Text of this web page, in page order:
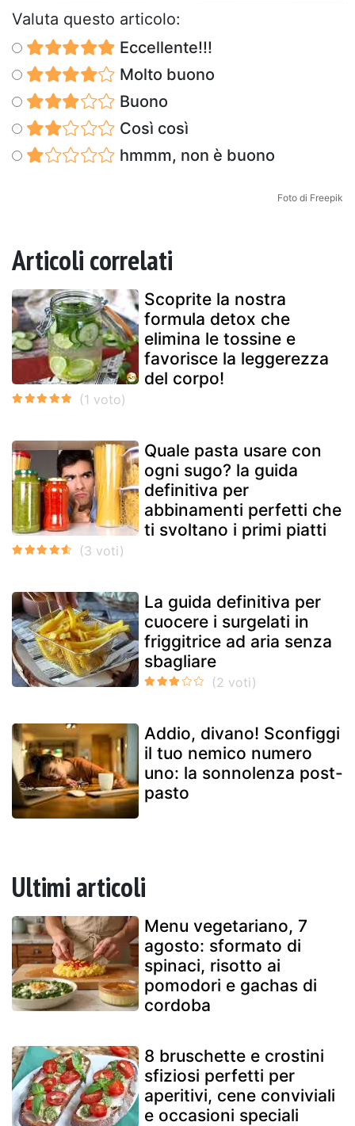
Valuta questo articolo:
Eccellente!!!
Molto buono
Buono
Così così
hmmm, non è buono
Foto di Freepik
Articoli correlati
Scoprite la nostra
formula detox che
elimina le tossine e
favorisce la leggerezza
del corpo!
Quale pasta usare con
ogni sugo? la guida
definitiva per
abbinamenti perfetti che
ti svoltano i primi piatti
La guida definitiva per
cuocere i surgelati in
friggitrice ad aria senza
sbagliare
Addio, divano! Sconfiggi
il tuo nemico numero
uno: la sonnolenza post-
pasto
Ultimi articoli
Menu vegetariano, 7
agosto: sformato di
spinaci, risotto ai
pomodori e gachas di
cordoba
8 bruschette e crostini
sfiziosi perfetti per
aperitivi, cene conviviali
e occasioni speciali